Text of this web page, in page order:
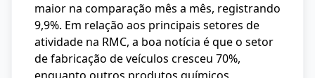
maior na comparação mês a mês, registrando
9,9%. Em relação aos principais setores de
atividade na RMC, a boa notícia é que o setor
de fabricação de veículos cresceu 70%,